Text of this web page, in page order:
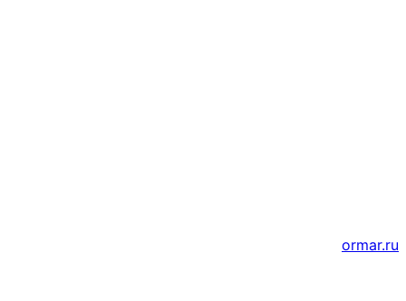
ormar.ru